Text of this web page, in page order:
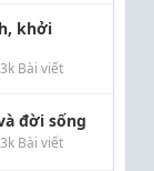
khởi
Bài viết
đời sống
Bài viết